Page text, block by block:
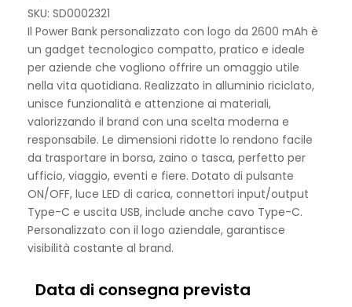
SKU: SD0002321
Il Power Bank personalizzato con logo da 2600 mAh è
un gadget tecnologico compatto, pratico e ideale
per aziende che vogliono offrire un omaggio utile
nella vita quotidiana. Realizzato in alluminio riciclato,
unisce funzionalità e attenzione ai materiali,
valorizzando il brand con una scelta moderna e
responsabile. Le dimensioni ridotte lo rendono facile
da trasportare in borsa, zaino o tasca, perfetto per
ufficio, viaggio, eventi e fiere. Dotato di pulsante
ON/OFF, luce LED di carica, connettori input/output
Type-C e uscita USB, include anche cavo Type-C.
Personalizzato con il logo aziendale, garantisce
visibilità costante al brand.
Data di consegna prevista